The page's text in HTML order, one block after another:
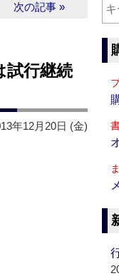
次の記事 »
試行継続
年12月20日 (金)